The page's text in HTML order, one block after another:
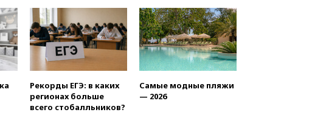
рублей
вчера, 16:16The Guardian:
ученые США создали
гипоаллергенных собак
вчера, 15:45Спутник
эксплуатацию
вчера, 15:35
Рекорды ЕГЭ: в каких
регионах больше
всего стобалльников?
Самые модные пляжи
— 2026